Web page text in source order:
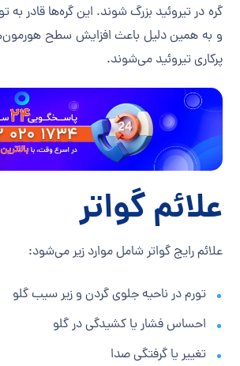
گره در تیروئید بزرگ شوند. این گره‌ها قادر
و به همین دلیل باعث افزایش سطح
پرکاری تیروئید می‌شوند.
علائم گواتر
علائم رایج گواتر شامل موارد زیر می‌شود:
تورم در ناحیه جلوی گردن و زیر سیب گلو
احساس فشار یا کشیدگی در گلو
تغییر یا گرفتگی صدا